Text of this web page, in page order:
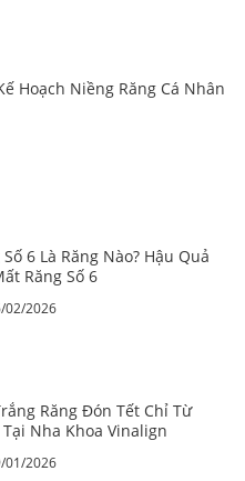
Hoạch Niềng Răng Cá Nhân
Số 6 Là Răng Nào? Hậu Quả
Răng Số 6
02/2026
Răng Đón Tết Chỉ Từ
Tại Nha Khoa Vinalign
01/2026